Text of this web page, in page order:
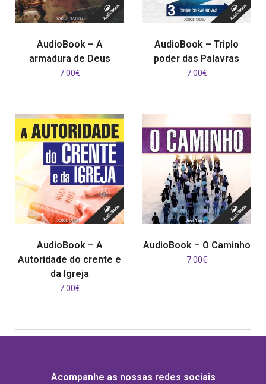
ADICIONAR
AudioBook – A
armadura de Deus
7.00€
ADICIONAR
AudioBook – Triplo
poder das Palavras
7.00€
ADICIONAR
AudioBook – A
Autoridade do crente e
da Igreja
7.00€
ADICIONAR
AudioBook – O Caminho
7.00€
Acompanhe as nossas redes sociais